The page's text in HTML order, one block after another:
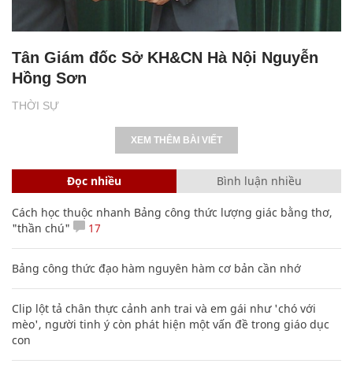
THỜI SỰ
Tân Giám đốc Sở KH&CN Hà Nội Nguyễn
Hồng Sơn
XEM THÊM BÀI VIẾT
Đọc nhiều Bình luận nhiều
Cách học thuộc nhanh Bảng công thức lượng giác bằng thơ,
"thần chú"
17
Bảng công thức đạo hàm nguyên hàm cơ bản cần nhớ
Clip lột tả chân thực cảnh anh trai và em gái như 'chó với
mèo', người tinh ý còn phát hiện một vấn đề trong giáo dục
con